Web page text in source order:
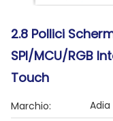
2.8 Pollici
SPI/MCU/RGB
Touch
Marchio:
Adia